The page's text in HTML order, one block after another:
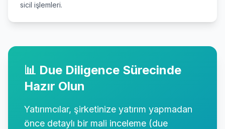
sicil işlemleri.
📊 Due Diligence Sürecinde
Hazır Olun
Yatırımcılar, şirketinize yatırım yapmadan
önce detaylı bir mali inceleme (due